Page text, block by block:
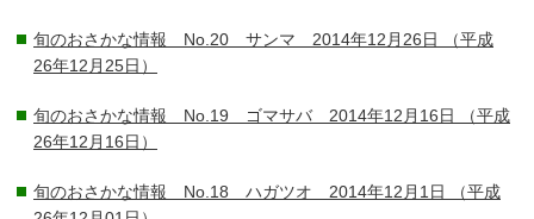
旬のおさかな情報 No.20 サンマ 2014年12月26日
（平成
26年12月25日）
旬のおさかな情報 No.19 ゴマサバ 2014年12月16日
（平成
26年12月16日）
旬のおさかな情報 No.18 ハガツオ 2014年12月1日
（平成